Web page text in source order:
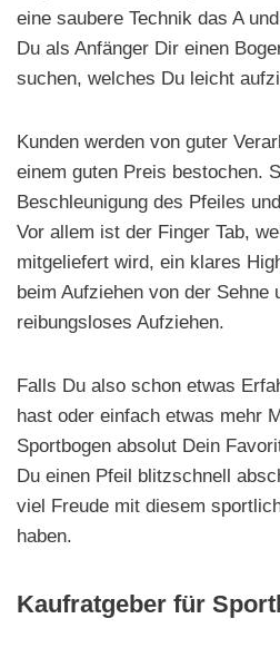
eine saubere Technik das A
Du als Anfänger Dir einen
suchen, welches Du leicht
Kunden werden von guter
einem guten Preis bestochen.
Beschleunigung des Pfeiles
Vor allem ist der Finger Tab,
mitgeliefert wird, ein klares
beim Aufziehen von der Sehne
reibungsloses Aufziehen.
Falls Du also schon etwas
hast oder einfach etwas mehr
Sportbogen absolut Dein
Du einen Pfeil blitzschnell
viel Freude mit diesem
haben.
Kaufratgeber für